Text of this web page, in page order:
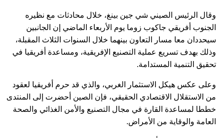
وقال الرئيس الصيني شي جين بينغ، خلال محادثات مع نظيره
الجنوب أفريقي جاكوب زوما يوم الأربعاء الماضي إن الجانبين
سيحددان معا مسار التعاون بينهما خلال السنوات الثلاث المقبلة،
وذلك بهدف تسريع عملية التصنيع الإفريقية، ومساعدة أفريقيا في
تحقيق التنمية المستدامة.
وعلى عكس هيكل الاستثمار الغربي، والذي قد حرم أفريقيا لعقود
من الاستقلال الاقتصادي الحقيقي، فإن الصين أحضرت إلى المنتدى
خططا لمساعدة القارة في مجال التصنيع والأمن الغذائي والصحة
العامة والوقاية من الأمراض.